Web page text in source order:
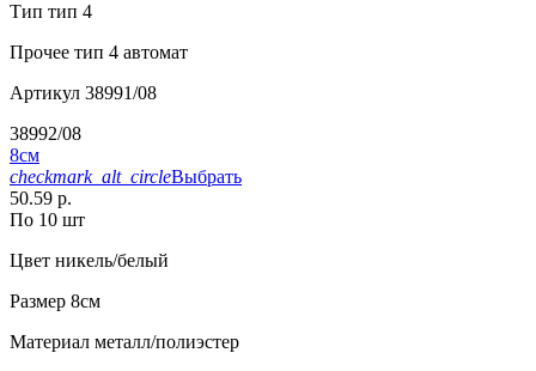
Тип тип 4
Прочее тип 4 автомат
Артикул 38991/08
38992/08
8см
checkmark_alt_circleВыбрать
50.59 р.
По 10 шт
Цвет никель/белый
Размер 8см
Материал металл/полиэстер